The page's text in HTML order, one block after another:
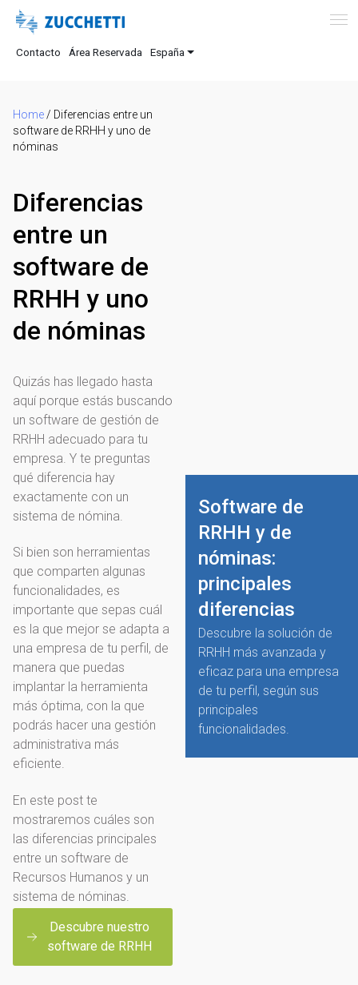
Contacto Área Reservada España
Home / Diferencias entre un
software de RRHH y uno de
nóminas
Diferencias
entre un
software de
RRHH y uno
de nóminas
Quizás has llegado hasta
aquí porque estás buscando
un software de gestión de
RRHH adecuado para tu
empresa. Y te preguntas
qué diferencia hay
exactamente con un
sistema de nómina.
Si bien son herramientas
que comparten algunas
funcionalidades, es
importante que sepas cuál
es la que mejor se adapta a
una empresa de tu perfil, de
manera que puedas
implantar la herramienta
más óptima, con la que
podrás hacer una gestión
administrativa más
eficiente.
En este post te
mostraremos cuáles son
las diferencias principales
entre un software de
Recursos Humanos y un
sistema de nóminas.
Descubre nuestro
software de RRHH
Software de
RRHH y de
nóminas:
principales
diferencias
Descubre la solución de
RRHH más avanzada y
eficaz para una empresa
de tu perfil, según sus
principales
funcionalidades.